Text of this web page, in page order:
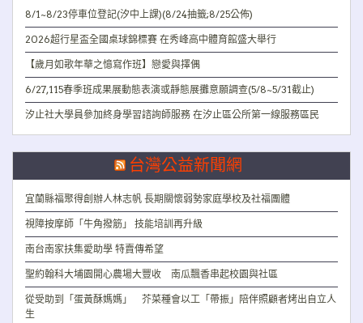
8/1~8/23停車位登記(汐中上課)(8/24抽籤;8/25公佈)
2026超行星盃全國桌球錦標賽 在秀峰高中體育館盛大舉行
【歲月如歌年華之憶寫作班】戀愛與擇偶
6/27,115春季班成果展動態表演或靜態展攤意願調查(5/8~5/31截止)
汐止社大學員參加終身學習諮詢師服務 在汐止區公所第一線服務區民
台灣公益新聞網
宜蘭縣福聚得創辦人林志帆 長期關懷弱勢家庭學校及社福團體
視障按摩師「牛角撥筋」 技能培訓再升級
南台南家扶集愛助學 特賣傳希望
聖約翰科大埔園開心農場大豐收 南瓜飄香串起校園與社區
從受助到「蛋黃酥媽媽」 芥菜種會以工「帶振」陪伴照顧者烤出自立人
生